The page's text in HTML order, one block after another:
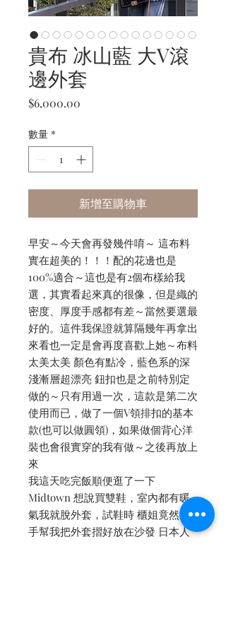
貴布 冰山藍 大V滾
邊外套
$6,000.00
數量 *
新增至購物車
早安～今天會再發幾件唷～ 這布料
實在超美的！！！配的花邊也是
100%適合～這也是有2個布樣給我
選，其實看起來真的很像，但是織的
密度、厚度手感都有差～當然要選最
好的。這件我保證就算隔幾年再拿出
來看也一定是會再度喜歡上她～布料
太美太美 顏色有點冷，藍色系的深
淺漸層超漂亮 鈕扣也是之前特別定
做的～只有用過一次，這款是第二次
使用而已，做了一個V領排扣的基本
款(也可以做圓領)，如果做個背心洋
裝也會很實穿的我有做～之後再放上
來
我這天吃完飯順便逛了一下
Midtown 想說買雙鞋，室內都有暖
氣我就脫外套，試鞋時 櫃姐竟然順
手幫我把外套摺好放在沙發 日本人